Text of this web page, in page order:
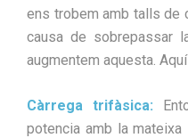
ens trobem amb talls de
causa de sobrepassar
augmentem aquesta.
Càrrega trifàsica:
potencia amb la